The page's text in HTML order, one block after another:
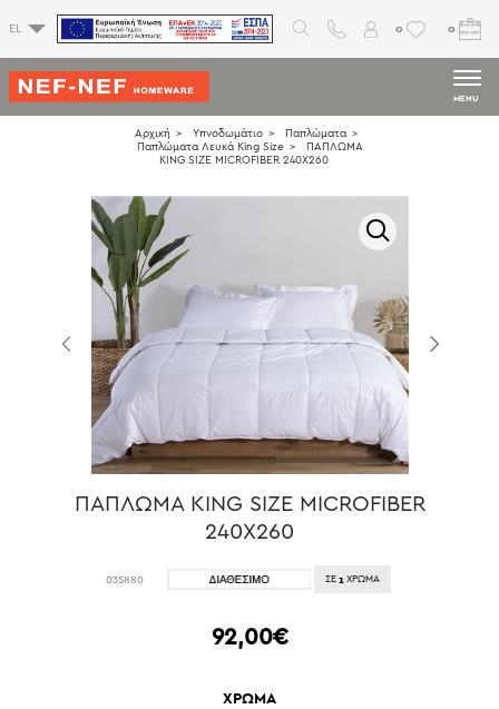
EL 0 0
MENU
Αρχική Υπνοδωμάτιο
Παπλώματα
Παπλώματα Λευκά King Size
ΠΑΠΛΩΜΑ
KING SIZE MICROFIBER 240X260
ΠΑΠΛΩΜΑ KING SIZE MICROFIBER
240X260
035880 ΣΕ 1 ΧΡΩΜΑ
92,00€
ΧΡΩΜΑ